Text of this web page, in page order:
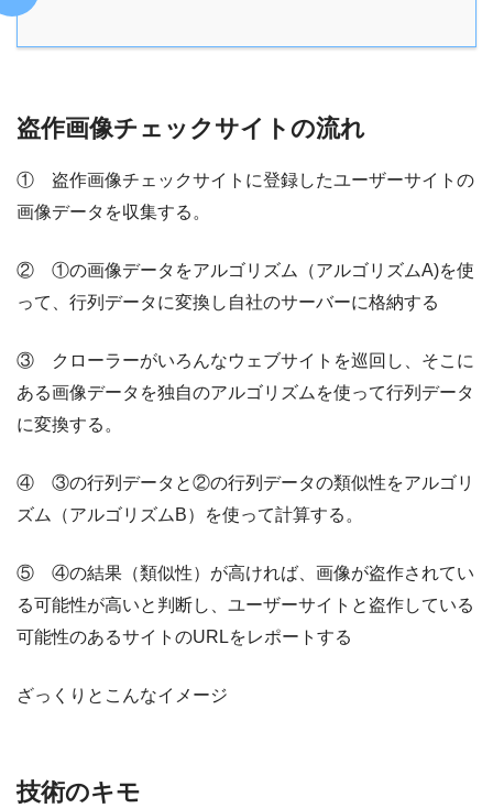
盗作画像チェックサイトの流れ
① 盗作画像チェックサイトに登録したユーザーサイトの
画像データを収集する。
② ①の画像データをアルゴリズム（アルゴリズムA)を使
って、行列データに変換し自社のサーバーに格納する
③ クローラーがいろんなウェブサイトを巡回し、そこに
ある画像データを独自のアルゴリズムを使って行列データ
に変換する。
④ ③の行列データと②の行列データの類似性をアルゴリ
ズム（アルゴリズムB）を使って計算する。
⑤ ④の結果（類似性）が高ければ、画像が盗作されてい
る可能性が高いと判断し、ユーザーサイトと盗作している
可能性のあるサイトのURLをレポートする
ざっくりとこんなイメージ
技術のキモ